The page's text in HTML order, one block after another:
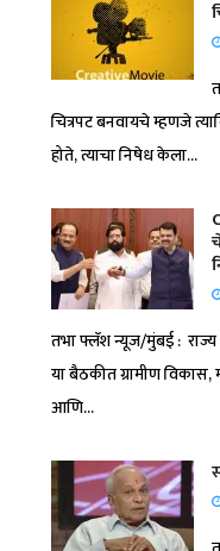
चित्रपट बनवायचे म्हणजे
होते, त्याचा निषेध केला...
तभा फ्लॅश न्यूज/मुंबई : राज्य
या बैठकीत ग्रामीण
आणि...